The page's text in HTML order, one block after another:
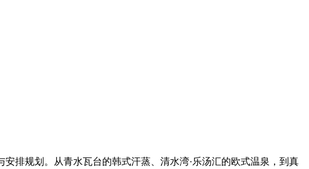
排规划。从青水瓦台的韩式汗蒸、清水湾·乐汤汇的欧式温泉，到真